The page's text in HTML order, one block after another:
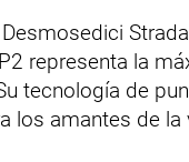
representa la
tecnología de
los amantes de